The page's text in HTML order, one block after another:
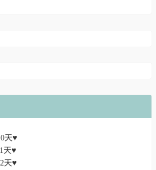
天♥
天♥
天♥